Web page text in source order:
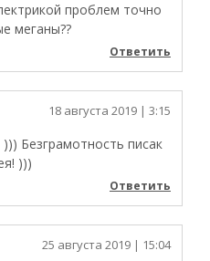
проблем точно
меганы??
Ответить
18 августа 2019 | 3:15
Безграмотность писак
)))
Ответить
25 августа 2019 | 15:04